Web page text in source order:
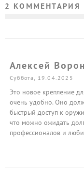
2 КОММЕНТАРИЯ
Алексей
Суббота, 19.04.2025
Это новое крепление
очень удобно. Оно
быстрый доступ к
что можно ожидать
профессионалов и